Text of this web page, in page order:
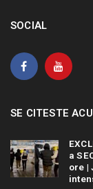
SOCIAL
SE CITESTE
a
ore |